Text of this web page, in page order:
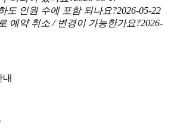
도 인원 수에 포함 되나요?2026-05-22
예약 취소 / 변경이 가능한가요?2026-
내